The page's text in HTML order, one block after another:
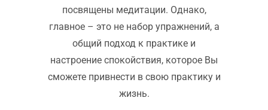
посвящены медитации. Однако,
главное – это не набор упражнений, а
общий подход к практике и
настроение спокойствия, которое Вы
сможете привнести в свою практику и
жизнь.